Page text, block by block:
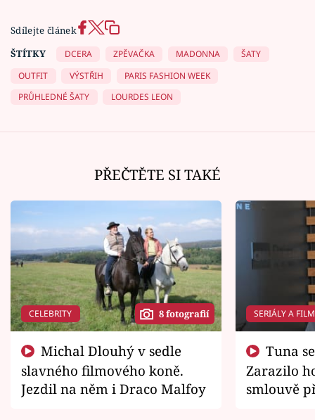
Sdílejte článek
ŠTÍTKY
DCERA ZPĚVAČKA MADONNA
ŠATY
OUTFIT
VÝSTŘIH
PARIS FASHION WEEK
PRŮHLEDNÉ ŠATY
LOURDES LEON
PŘEČTĚTE SI TAKÉ
CELEBRITY 8 fotografií
slavného filmového koně.
Jezdil na něm i Draco Malfoy
SERIÁLY A
Zarazilo
smlouvě